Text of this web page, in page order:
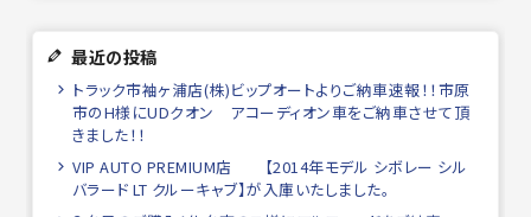
最近の投稿
トラック市袖ヶ浦店(株)ビップオートよりご納車速報！！市原
市のH様にUDクオン アコーディオン車をご納車させて頂
きました！！
VIP AUTO PREMIUM店 【2014年モデル シボレー シル
バラード LT クルーキャブ】が入庫いたしました。